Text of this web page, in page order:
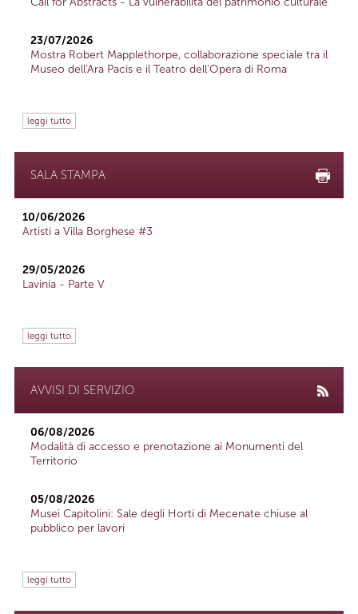
23/07/2026
Mostra Robert Mapplethorpe, collaborazione speciale tra il
Museo dell'Ara Pacis e il Teatro dell'Opera di Roma
leggi tutto
SALA STAMPA
10/06/2026
Artisti a Villa Borghese #3
29/05/2026
Lavinia - Parte V
leggi tutto
AVVISI DI SERVIZIO
06/08/2026
Modalità di accesso e prenotazione ai Monumenti del
Territorio
05/08/2026
Musei Capitolini: Sale degli Horti di Mecenate chiuse al
pubblico per lavori
leggi tutto